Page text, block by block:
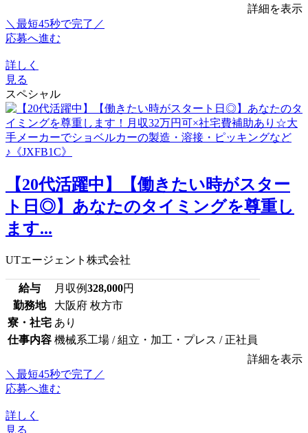
詳細を表示
＼最短45秒で完了／
応募へ進む
詳しく
見る
スペシャル
【20代活躍中】【働きたい時がスター
ト日◎】あなたのタイミングを尊重し
ます...
UTエージェント株式会社
給与 月収例328,000円
勤務地
大阪府 枚方市
寮・社宅 あり
仕事内容 機械系工場 / 組立・加工・プレス / 正社員
詳細を表示
＼最短45秒で完了／
応募へ進む
詳しく
見る